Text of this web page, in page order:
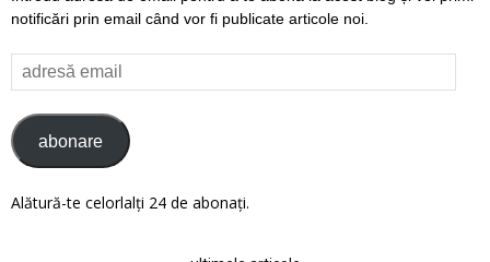
notificări prin email când vor fi publicate articole noi.
adresă
email
abonare
Alătură-te celorlalți 24 de abonați.